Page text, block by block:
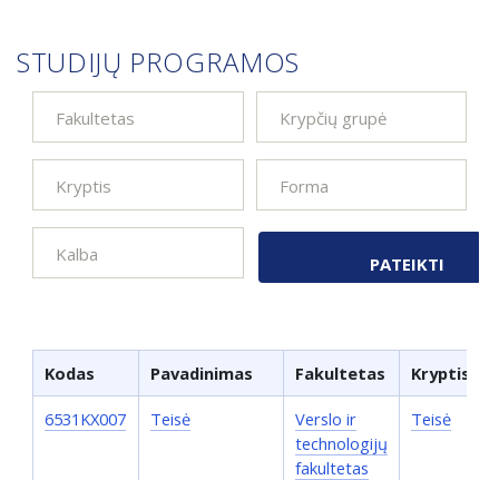
STUDIJŲ PROGRAMOS
Kodas Pavadinimas Fakultetas Kryptis
6531KX007 Teisė
Verslo ir
technologijų
fakultetas
Teisė